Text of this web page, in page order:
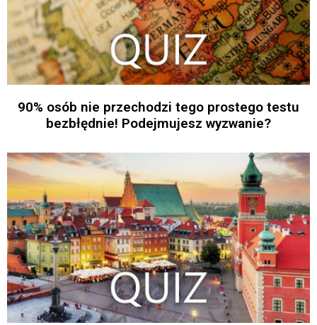
90% osób nie przechodzi tego prostego testu
bezbłędnie! Podejmujesz wyzwanie?